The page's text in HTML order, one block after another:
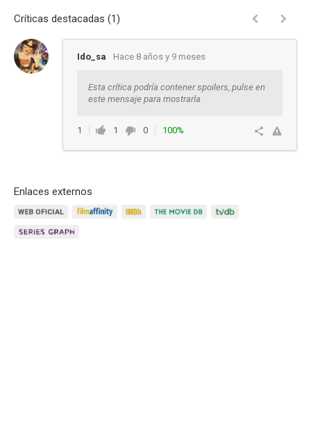
Críticas destacadas (1)
Ido_sa Hace 8 años y 9 meses
Esta crítica podría contener spoilers, pulse en
este mensaje para mostrarla
1 1 0
100%
Enlaces externos